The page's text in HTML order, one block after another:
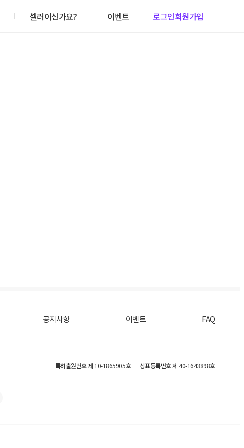
셀러이신가요? 이벤트 로그인회원가입
공지사항 이벤트 FAQ
특허출원번호제 10-1865905호 상표등록번호제 40-1643898호